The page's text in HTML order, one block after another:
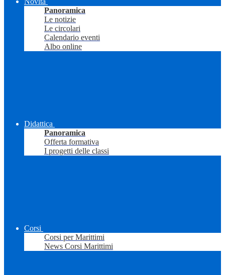
Panoramica
Le notizie
Le circolari
Calendario eventi
Albo online
Didattica
Panoramica
Offerta formativa
I progetti delle classi
Corsi
Corsi per Marittimi
News Corsi Marittimi